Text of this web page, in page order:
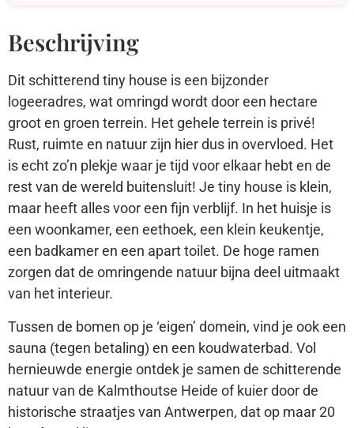
Beschrijving
Dit schitterend tiny house is een bijzonder
logeeradres, wat omringd wordt door een hectare
groot en groen terrein. Het gehele terrein is privé!
Rust, ruimte en natuur zijn hier dus in overvloed. Het
is echt zo’n plekje waar je tijd voor elkaar hebt en de
rest van de wereld buitensluit! Je tiny house is klein,
maar heeft alles voor een fijn verblijf. In het huisje is
een woonkamer, een eethoek, een klein keukentje,
een badkamer en een apart toilet. De hoge ramen
zorgen dat de omringende natuur bijna deel uitmaakt
van het interieur.
Tussen de bomen op je ‘eigen’ domein, vind je ook een
sauna (tegen betaling) en een koudwaterbad. Vol
hernieuwde energie ontdek je samen de schitterende
natuur van de Kalmthoutse Heide of kuier door de
historische straatjes van Antwerpen, dat op maar 20